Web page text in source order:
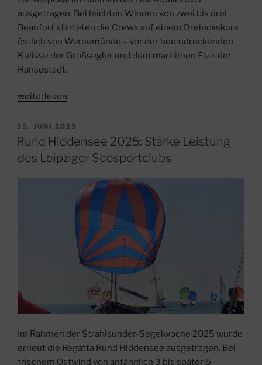
ausgetragen. Bei leichten Winden von zwei bis drei
Beaufort starteten die Crews auf einem Dreieckskurs
östlich von Warnemünde – vor der beeindruckenden
Kulisse der Großsegler und dem maritimen Flair der
Hansestadt.
„
zur
HanseSail
2025
Kuttersegelregatta
Warnemünde“
weiterlesen
VERÖFFENTLICHT
AM
15. JUNI 2025
Rund Hiddensee 2025: Starke Leistung
des Leipziger Seesportclubs
Im Rahmen der Strahlsunder-Segelwoche 2025 wurde
erneut die Regatta Rund Hiddensee ausgetragen. Bei
frischem Ostwind von anfänglich 3 bis später 5